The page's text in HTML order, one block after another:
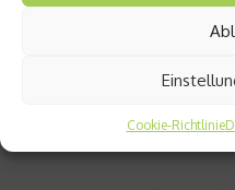
Cookie-Richtlinie
langjähriger Präsident der
Deutschen Gesellschaft
Max Grundig Klinik in
zum Nachlesen unter